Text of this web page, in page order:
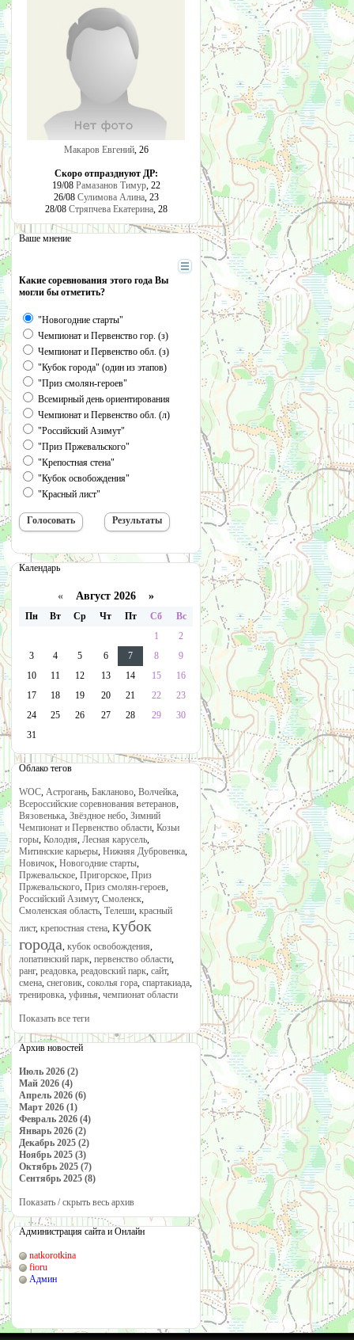
Макаров Евгений, 26
Скоро отпразднуют ДР:
19/08 Рамазанов Тимур, 22
26/08 Сулимова Алина, 23
28/08 Стряпчева Екатерина, 28
Ваше мнение
Какие соревнования этого года Вы
могли бы отметить?
"Новогодние старты"
Чемпионат и Первенство гор. (з)
Чемпионат и Первенство обл. (з)
"Кубок города" (один из этапов)
"Приз смолян-героев"
Всемирный день ориентирования
Чемпионат и Первенство обл. (л)
"Российский Азимут"
"Приз Пржевальского"
"Крепостная стена"
"Кубок освобождения"
"Красный лист"
Календарь
« Август 2026 »
Пн Вт Ср Чт Пт Сб
Вс
1
2
3
4 5 6 7 8
9
10
11 12 13 14 15
16
17
18 19 20 21 22
23
24
25 26 27 28 29
30
31
Облако тегов
WOC, Астрогань, Бакланово, Волчейка,
Всероссийские соревнования ветеранов,
Вязовенька, Звёздное небо, Зимний
Чемпионат и Первенство области, Козьи
горы, Колодня, Лесная карусель,
Митинские карьеры, Нижняя Дубровенка,
Новичок, Новогодние старты,
Пржевальское, Пригорское, Приз
Пржевальского, Приз смолян-героев,
Российский Азимут, Смоленск,
Смоленская область, Телеши, красный
лист, крепостная стена, кубок
города, кубок освобождения,
лопатинский парк, первенство области,
ранг, реадовка, реадовский парк, сайт,
смена, снеговик, соколья гора, спартакиада,
тренировка, уфинья, чемпионат области
Показать все теги
Архив новостей
Июль 2026 (2)
Май 2026 (4)
Апрель 2026 (6)
Март 2026 (1)
Февраль 2026 (4)
Январь 2026 (2)
Декабрь 2025 (2)
Ноябрь 2025 (3)
Октябрь 2025 (7)
Сентябрь 2025 (8)
Показать / скрыть весь архив
Администрация сайта и Онлайн
natkorotkina
fioru
Админ